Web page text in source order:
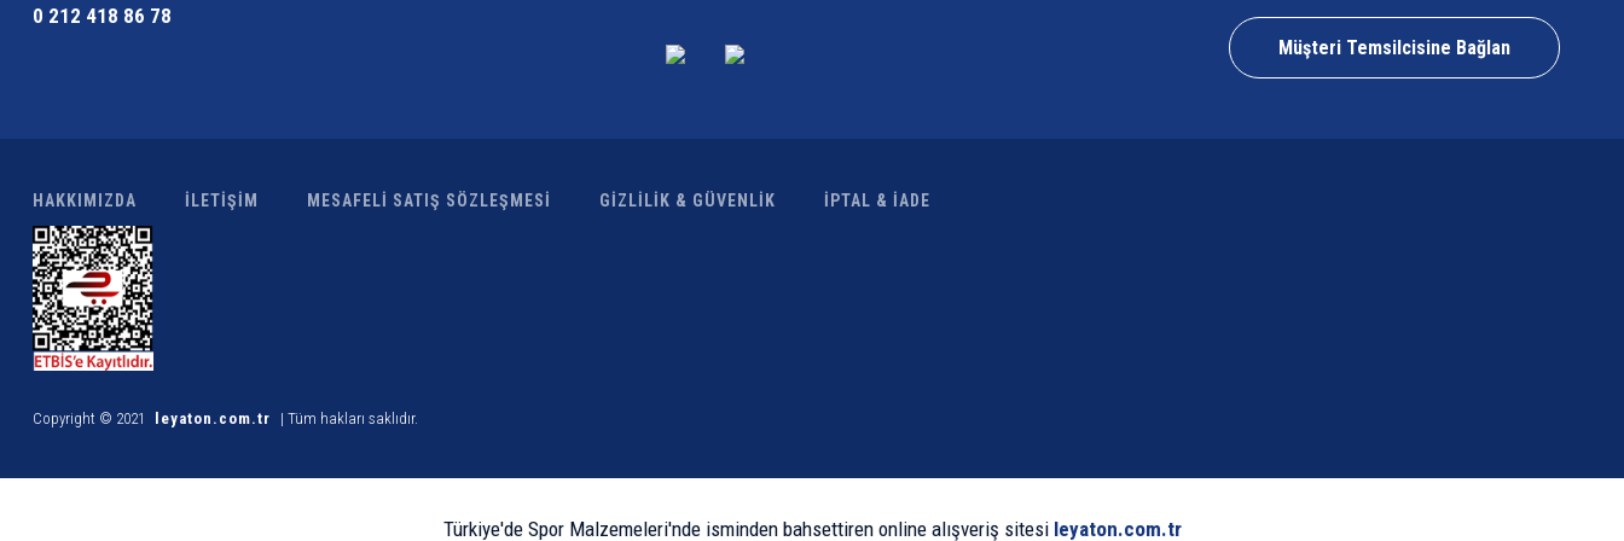
0 212 418 86 78
Müşteri Temsilcisine Bağlan
HAKKIMIZDA İLETİŞİM MESAFELİ SATIŞ SÖZLEŞMESİ GİZLİLİK & GÜVENLİK İPTAL & İADE
Copyright © 2021 leyaton.com.tr | Tüm hakları saklıdır.
Türkiye'de Spor Malzemeleri'nde isminden bahsettiren online alışveriş sitesi leyaton.com.tr